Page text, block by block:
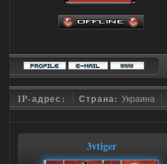
IP-адрес: Страна: Украина
3vtiger